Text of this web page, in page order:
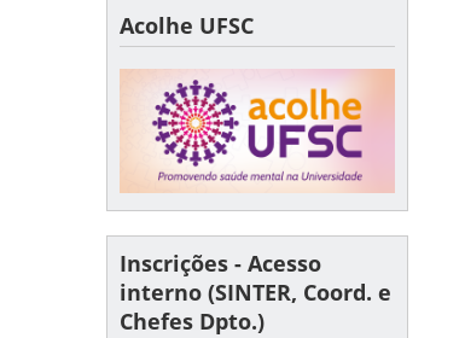
Acolhe UFSC
Inscrições - Acesso
interno (SINTER, Coord. e
Chefes Dpto.)